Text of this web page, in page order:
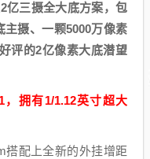
亿三摄全大底方案，包
摄、一颗5000万像素
评的2亿像素大底潜望
，拥有1/1.12英寸超大
搭配上全新的外挂增距